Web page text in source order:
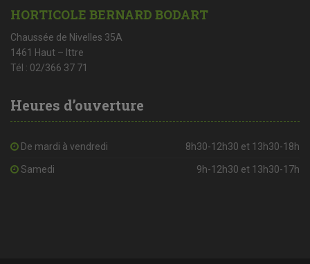
HORTICOLE BERNARD BODART
Chaussée de Nivelles 35A
1461 Haut – Ittre
Tél : 02/366 37 71
Heures d’ouverture
De mardi à vendredi 8h30-12h30 et 13h30-18h
Samedi 9h-12h30 et 13h30-17h